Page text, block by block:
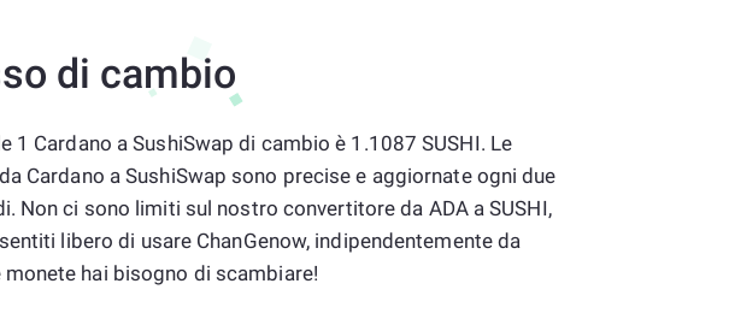
di cambio
1 Cardano a SushiSwap di cambio è 1.1087 SUSHI. Le
Cardano a SushiSwap sono precise e aggiornate ogni due
Non ci sono limiti sul nostro convertitore da ADA a SUSHI,
libero di usare ChanGenow, indipendentemente da
monete hai bisogno di scambiare!